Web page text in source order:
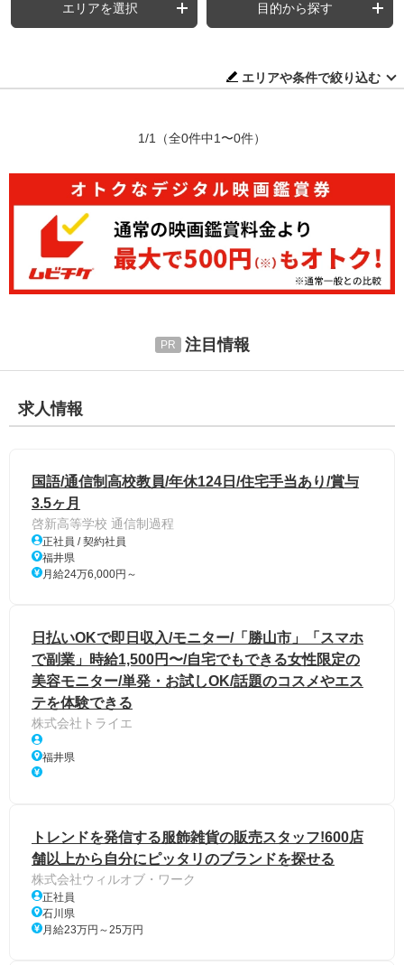
エリアを選択 目的から探す
エリアや条件で絞り込む
1/1 （全0件中1〜0件）
注目情報
求人情報
国語/通信制高校教員/年休124日/住宅手当あり/賞与
3.5ヶ月
啓新高等学校 通信制過程
正社員 / 契約社員
福井県
月給24万6,000円～
日払いOKで即日収入/モニター/「勝山市」「スマホ
で副業」時給1,500円〜/自宅でもできる女性限定の
美容モニター/単発・お試しOK/話題のコスメやエス
テを体験できる
株式会社トライエ
福井県
トレンドを発信する服飾雑貨の販売スタッフ!600店
舗以上から自分にピッタリのブランドを探せる
株式会社ウィルオブ・ワーク
正社員
石川県
月給23万円～25万円